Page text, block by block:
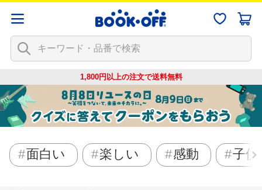
1,800円以上の注文で送料無料
面白い 楽しい 感動 子供